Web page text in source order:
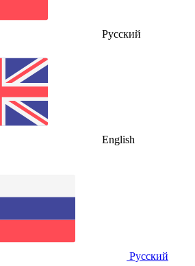
Русский
English
Русский